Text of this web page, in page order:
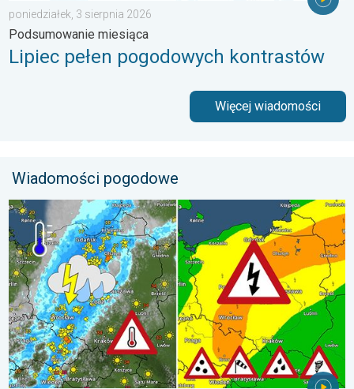
poniedziałek, 3 sierpnia 2026
Podsumowanie miesiąca
Lipiec pełen pogodowych kontrastów
Więcej wiadomości
Wiadomości pogodowe
Ulewy, wichury, grad, trąba powietrzna. Ostrzeżenie